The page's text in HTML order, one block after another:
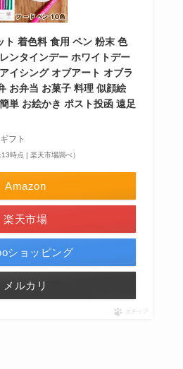
ト 着色料 食用 ペン 粉末 色
ンタインデー ホワイトデー
イシング オブアート オブラ
お弁当 お菓子 料理 似顔絵
単 お絵かき ポスト投函 遠足
フト
時点 | 楽天市場調べ）
Amazon
楽天市場
ショッピング
メルカリ
ポチップ